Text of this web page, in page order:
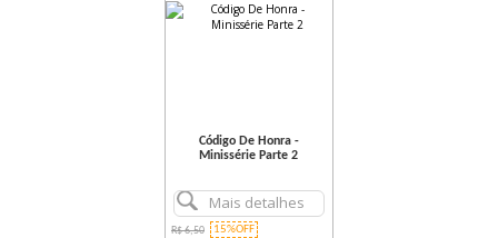
Código De Honra -
Minissérie Parte 2
Mais detalhes
R$ 6,50 15%OFF